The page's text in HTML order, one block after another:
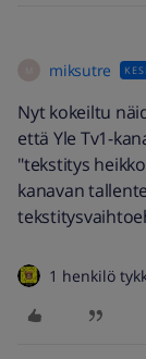
miksutre
Nyt kokeiltu
että Yle Tv1-
"tekstitys
kanavan
1 henkilö